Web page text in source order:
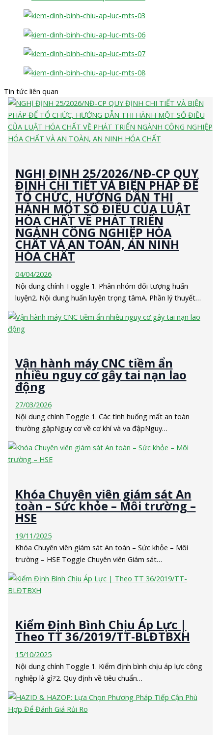
Tin tức liên quan
NGHỊ ĐỊNH 25/2026/NĐ-CP QUY
ĐỊNH CHI TIẾT VÀ BIỆN PHÁP ĐỂ
TỔ CHỨC, HƯỚNG DẪN THI
HÀNH MỘT SỐ ĐIỀU CỦA LUẬT
HÓA CHẤT VỀ PHÁT TRIỂN
NGÀNH CÔNG NGHIỆP HÓA
CHẤT VÀ AN TOÀN, AN NINH
HÓA CHẤT
04/04/2026
Nội dung chính Toggle 1. Phân nhóm đối tượng huấn
luyện2. Nội dung huấn luyện trọng tâmA. Phần lý thuyết…
Vận hành máy CNC tiềm ẩn
nhiều nguy cơ gây tai nạn lao
động
27/03/2026
Nội dung chính Toggle 1. Các tình huống mất an toàn
thường gặpNguy cơ về cơ khí và va đậpNguy…
Khóa Chuyên viên giám sát An
toàn – Sức khỏe – Môi trường –
HSE
19/11/2025
Khóa Chuyên viên giám sát An toàn – Sức khỏe – Môi
trường – HSE Toggle Chuyên viên Giám sát…
Kiểm Định Bình Chịu Áp Lực |
Theo TT 36/2019/TT-BLĐTBXH
15/10/2025
Nội dung chính Toggle 1. Kiểm định bình chịu áp lực công
nghiệp là gì?2. Quy định về tiêu chuẩn…